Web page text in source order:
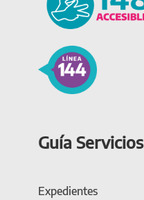
Guía Servicios
Expedientes